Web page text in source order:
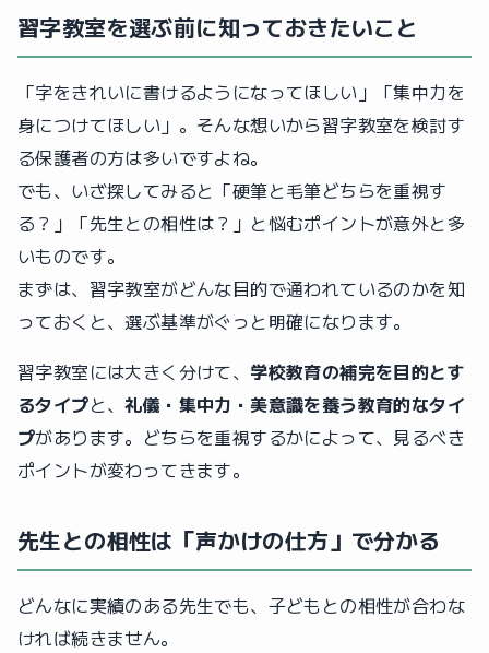
習字教室を選ぶ前に知っておきたいこと
「字をきれいに書けるようになってほしい」「集中力を
身につけてほしい」。そんな想いから習字教室を検討す
る保護者の方は多いですよね。
でも、いざ探してみると「硬筆と毛筆どちらを重視す
る？」「先生との相性は？」と悩むポイントが意外と多
いものです。
まずは、習字教室がどんな目的で通われているのかを知
っておくと、選ぶ基準がぐっと明確になります。
習字教室には大きく分けて、 学校教育の補完を目的とす
るタイプと、礼儀・集中力・美意識を養う教育的なタイ
プがあります。どちらを重視するかによって、見るべき
ポイントが変わってきます。
先生との相性は「声かけの仕方」で分かる
どんなに実績のある先生でも、子どもとの相性が合わな
ければ続きません。